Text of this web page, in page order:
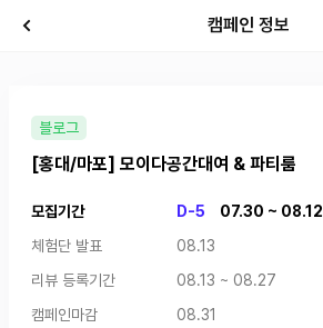
캠페인 정보
블로그
[홍대/마포] 모이다공간대여 & 파티룸
모집기간 D-5
07.30 ~ 08.12
체험단 발표
08.13
리뷰 등록기간
08.13 ~ 08.27
캠페인마감
08.31